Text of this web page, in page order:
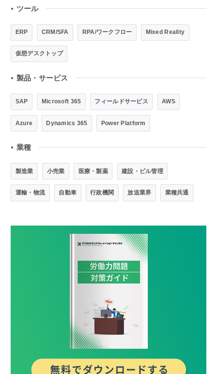
● ツール
ERP CRM/SFA RPA/ワークフロー Mixed Reality
仮想デスクトップ
● 製品・サービス
SAP Microsoft 365 フィールドサービス AWS
Azure Dynamics 365 Power Platform
● 業種
製造業 小売業 医療・製薬 建設・ビル管理
運輸・物流 自動車 行政機関 放送業界 業種共通